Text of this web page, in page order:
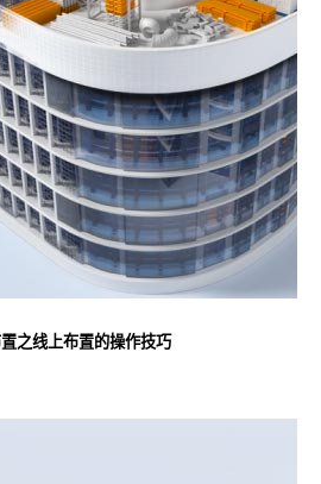
之线上布置的操作技巧